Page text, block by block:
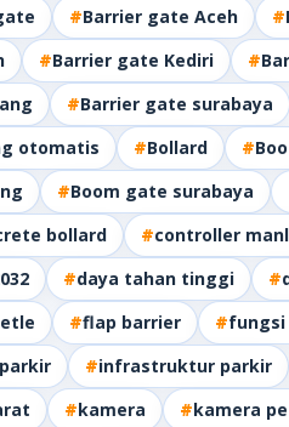
#Barrier gate Aceh #
#Barrier gate Kediri #
#Barrier gate surabaya
otomatis #Bollard #
#Boom gate surabaya
bollard #controller
#daya tahan tinggi #
etle #flap barrier #
#infrastruktur parkir
#kamera #kamera